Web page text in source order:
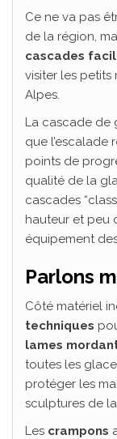
Ce ne va pas
de la région,
cascades
visiter les
Alpes.
La cascade de
que l’escalade
points de
qualité de la
cascades
hauteur et peu
équipement
Parlons
Côté matériel
techniques
lames
toutes les
protéger les
sculptures de
Les crampons